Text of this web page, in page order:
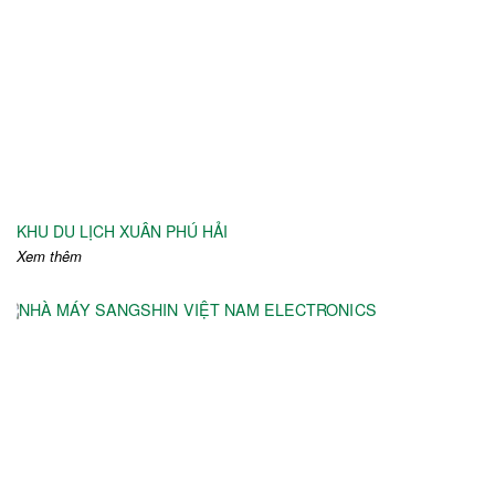
KHU DU LỊCH XUÂN PHÚ HẢI
Xem thêm